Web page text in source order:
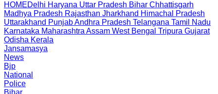
HOMEDelhi Haryana Uttar Pradesh Bihar Chhattisgarh
Madhya Pradesh Rajasthan Jharkhand Himachal Pradesh
Uttarakhand PunjabAndhra Pradesh Telangana Tamil Nadu
Karnataka Maharashtra Assam West Bengal Tripura Gujarat
Odisha Kerala
Jansamasya
News
Bjp
National
Police
Bihar